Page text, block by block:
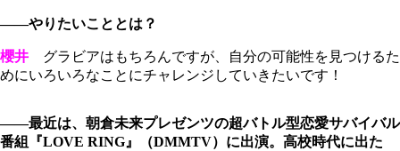
――やりたいこととは？
櫻井 グラビアはもちろんですが、自分の可能性を見つけるた
めにいろいろなことにチャレンジしていきたいです！
――最近は、朝倉未来プレゼンツの超バトル型恋愛サバイバル
番組『LOVE RING』（DMMTV）に出演。高校時代に出た